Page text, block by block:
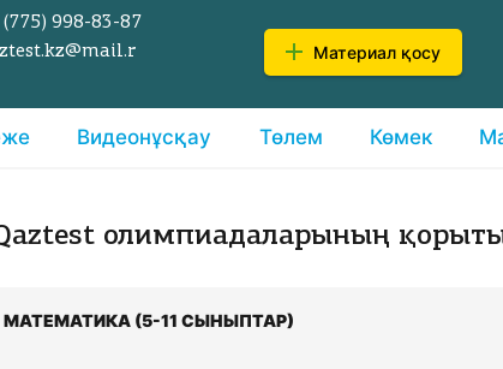
(775) 998-83-87
Материал қосу
Видеонұсқау Төлем Көмек
олимпиадаларының
МАТЕМАТИКА (5-11 СЫНЫПТАР)